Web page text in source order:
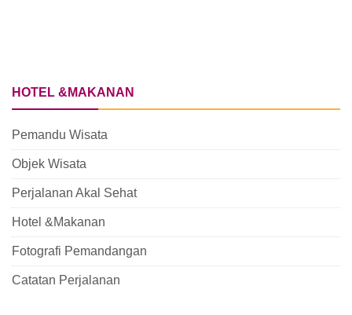
HOTEL &MAKANAN
Pemandu Wisata
Objek Wisata
Perjalanan Akal Sehat
Hotel &Makanan
Fotografi Pemandangan
Catatan Perjalanan